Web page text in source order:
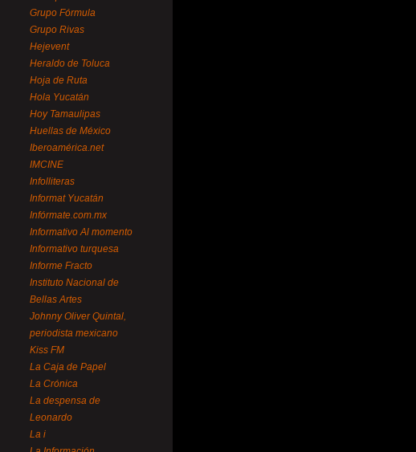
Grupo Fórmula
Grupo Rivas
Hejevent
Heraldo de Toluca
Hoja de Ruta
Hola Yucatán
Hoy Tamaulipas
Huellas de México
Iberoamérica.net
IMCINE
Infolliteras
Informat Yucatán
Infórmate.com.mx
Informativo Al momento
Informativo turquesa
Informe Fracto
Instituto Nacional de
Bellas Artes
Johnny Oliver Quintal,
periodista mexicano
Kiss FM
La Caja de Papel
La Crónica
La despensa de
Leonardo
La i